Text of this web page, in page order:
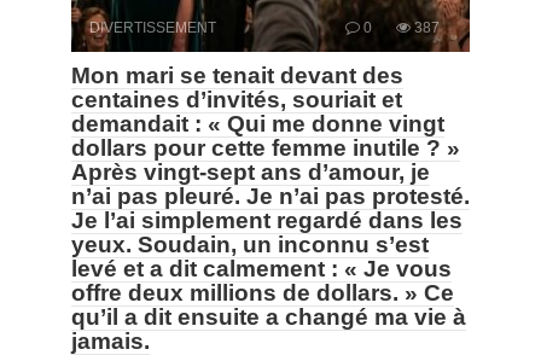
DIVERTISSEMENT 0 387
Mon mari se tenait devant des
centaines d’invités, souriait et
demandait : « Qui me donne vingt
dollars pour cette femme inutile ? »
Après vingt-sept ans d’amour, je
n’ai pas pleuré. Je n’ai pas protesté.
Je l’ai simplement regardé dans les
yeux. Soudain, un inconnu s’est
levé et a dit calmement : « Je vous
offre deux millions de dollars. » Ce
qu’il a dit ensuite a changé ma vie à
jamais.